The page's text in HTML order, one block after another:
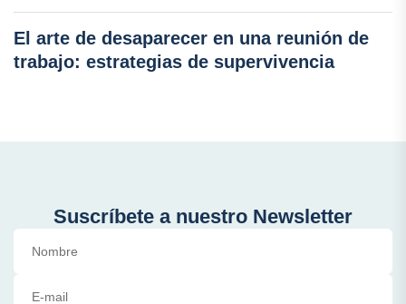
El arte de desaparecer en una reunión de
trabajo: estrategias de supervivencia
Suscríbete a nuestro Newsletter